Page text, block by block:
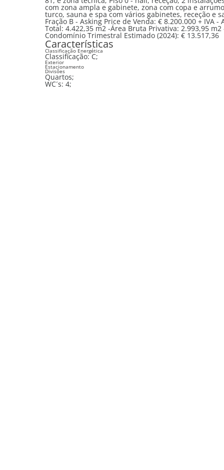
com zona ampla e gabinete, zona com copa e
turco, sauna e spa com vários gabinetes, receção e
Fração B - Asking Price de Venda: € 8.200.000 + IVA
Total: 4.422,35 m2 -Área Bruta Privativa: 2.993,95
Condomínio Trimestral Estimado (2024): € 13.517,36
Características
Classificação Energética
Classificação:C;
Exterior
Estacionamento
Divisões
Quartos;
WC´s: 4;